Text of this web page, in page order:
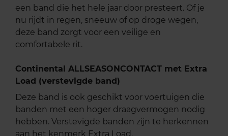
een band die het hele jaar door presteert. Of je
nu rijdt in regen, sneeuw of op droge wegen,
deze band zorgt voor een veilige en
comfortabele rit.
Continental ALLSEASONCONTACT met Extra
Load (verstevigde band)
Deze band is ook geschikt voor voertuigen die
banden met een hoger draagvermogen nodig
hebben. Verstevigde banden zijn te herkennen
aan het kenmerk Extra Load.